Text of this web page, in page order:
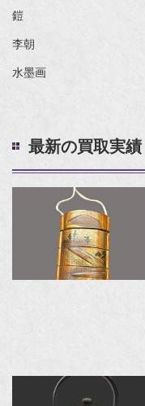
鎧
李朝
水墨画
最新の買取実績